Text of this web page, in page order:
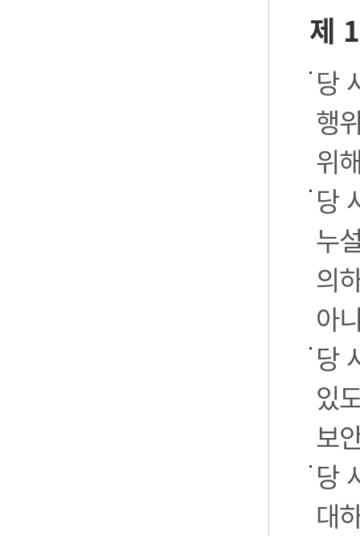
제
당
행
위
당
누
의
아
당
있
보
당
대